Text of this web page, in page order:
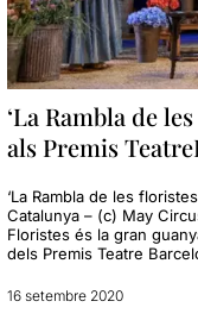
‘La Rambla de
als Premis
‘La Rambla de les
Catalunya – (c) May
Floristes és la gran
dels Premis Teatre
16 setembre 2020